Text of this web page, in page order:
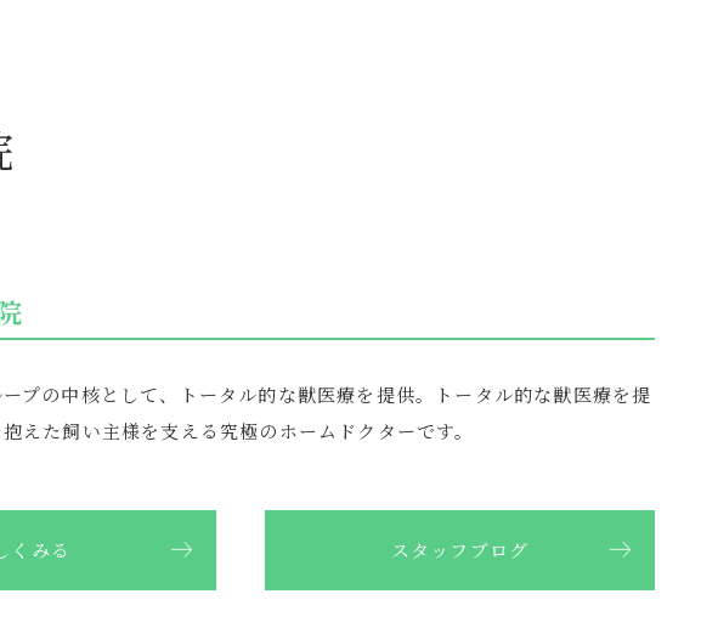
プの中核として、トータル的な獣医療を提供。トータル的な獣医療を提
えた飼い主様を支える究極のホームドクターです。
くみる スタッフブログ